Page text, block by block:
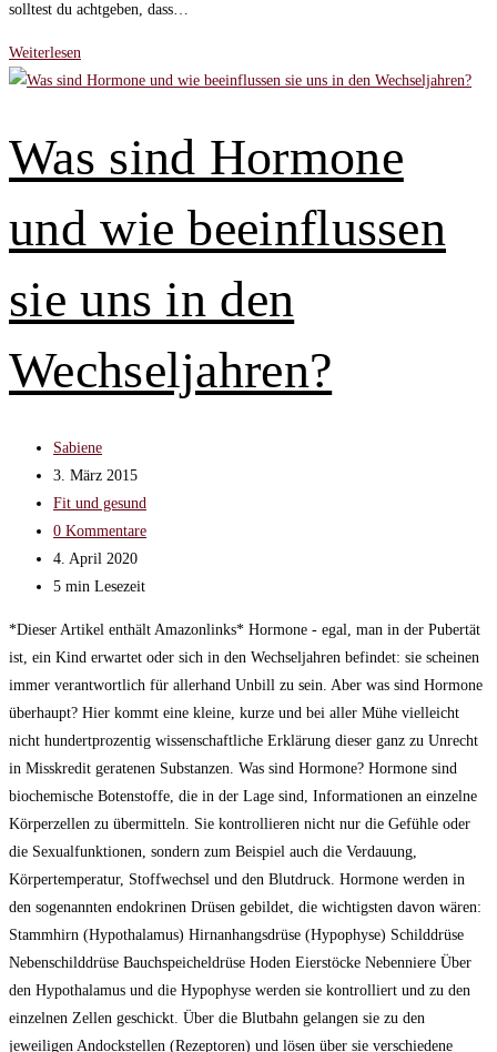
solltest du achtgeben, dass…
Weiterlesen
Zehn
mit
diese
überstehst
Was sind Hormone
und wie beeinflussen
sie uns in den
Wechseljahren?
Beitrags-
Autor:
Sabiene
Beitrag
veröffentlicht:
3. März 2015
Beitrags-
Kategorie:
Fit und gesund
Beitrags-
Kommentare:
0 Kommentare
Beitrag
zuletzt
4. April 2020
Lesedauer:
5 min Lesezeit
*Dieser Artikel enthält Amazonlinks* Hormone - egal, man in der Pubertät
ist, ein Kind erwartet oder sich in den Wechseljahren befindet: sie scheinen
immer verantwortlich für allerhand Unbill zu sein. Aber was sind Hormone
überhaupt? Hier kommt eine kleine, kurze und bei aller Mühe vielleicht
nicht hundertprozentig wissenschaftliche Erklärung dieser ganz zu Unrecht
in Misskredit geratenen Substanzen. Was sind Hormone? Hormone sind
biochemische Botenstoffe, die in der Lage sind, Informationen an einzelne
Körperzellen zu übermitteln. Sie kontrollieren nicht nur die Gefühle oder
die Sexualfunktionen, sondern zum Beispiel auch die Verdauung,
Körpertemperatur, Stoffwechsel und den Blutdruck. Hormone werden in
den sogenannten endokrinen Drüsen gebildet, die wichtigsten davon wären:
Stammhirn (Hypothalamus) Hirnanhangsdrüse (Hypophyse) Schilddrüse
Nebenschilddrüse Bauchspeicheldrüse Hoden Eierstöcke Nebenniere Über
den Hypothalamus und die Hypophyse werden sie kontrolliert und zu den
einzelnen Zellen geschickt. Über die Blutbahn gelangen sie zu den
jeweiligen Andockstellen (Rezeptoren) und lösen über sie verschiedene